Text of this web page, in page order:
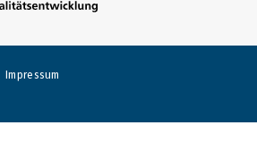
Impressum